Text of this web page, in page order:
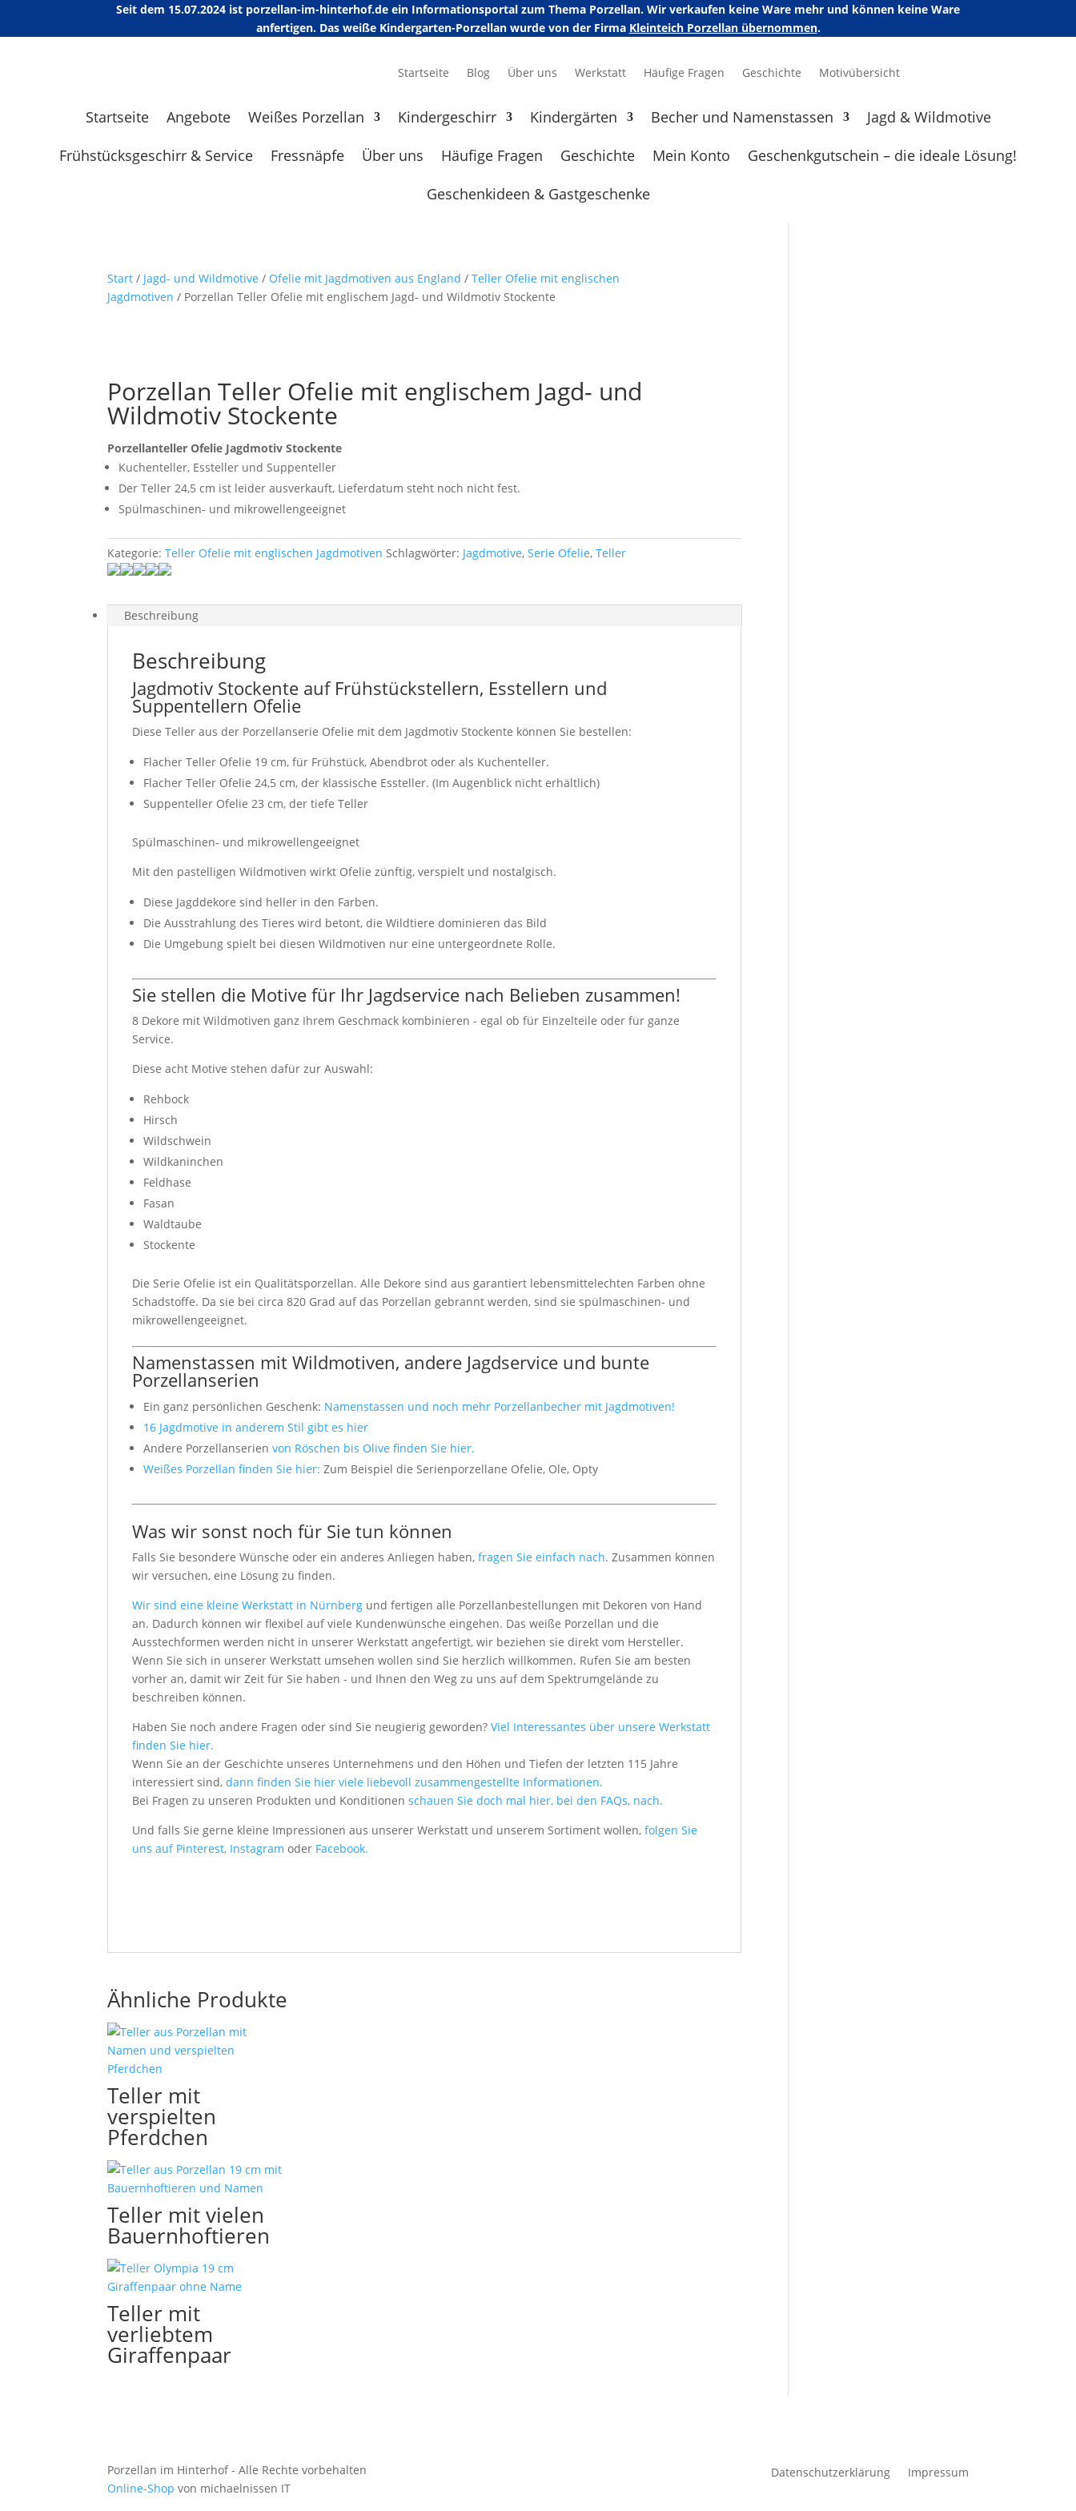
Seit dem 15.07.2024 ist porzellan-im-hinterhof.de ein Informationsportal zum Thema Porzellan. Wir verkaufen keine Ware mehr und können keine Ware
anfertigen. Das weiße Kindergarten-Porzellan wurde von der Firma Kleinteich Porzellan übernommen.
Startseite Blog Über uns Werkstatt Häufige Fragen Geschichte Motivübersicht
Startseite Angebote Weißes Porzellan Kindergeschirr Kindergärten Becher und Namenstassen
Jagd & Wildmotive
Frühstücksgeschirr & Service
Fressnäpfe Über uns Häufige Fragen Geschichte Mein Konto
Geschenkgutschein – die ideale Lösung!
Geschenkideen & Gastgeschenke
Start / Jagd- und Wildmotive / Ofelie mit Jagdmotiven aus England /Teller Ofelie mit englischen
Jagdmotiven / Porzellan Teller Ofelie mit englischem Jagd- und Wildmotiv Stockente
Porzellan Teller Ofelie mit englischem Jagd- und
Wildmotiv Stockente
Porzellanteller Ofelie Jagdmotiv Stockente
Kuchenteller, Essteller und Suppenteller
Der Teller 24,5 cm ist leider ausverkauft, Lieferdatum steht noch nicht fest.
Spülmaschinen- und mikrowellengeeignet
Kategorie:Teller Ofelie mit englischen Jagdmotiven Schlagwörter: Jagdmotive,Serie Ofelie,Teller
Beschreibung
Beschreibung
Jagdmotiv Stockente auf Frühstückstellern, Esstellern und
Suppentellern Ofelie
Diese Teller aus der Porzellanserie Ofelie mit dem Jagdmotiv Stockente können Sie bestellen:
Flacher Teller Ofelie 19 cm, für Frühstück, Abendbrot oder als Kuchenteller.
Flacher Teller Ofelie 24,5 cm, der klassische Essteller. (Im Augenblick nicht erhältlich)
Suppenteller Ofelie 23 cm, der tiefe Teller
Spülmaschinen- und mikrowellengeeignet
Mit den pastelligen Wildmotiven wirkt Ofelie zünftig, verspielt und nostalgisch.
Diese Jagddekore sind heller in den Farben.
Die Ausstrahlung des Tieres wird betont, die Wildtiere dominieren das Bild
Die Umgebung spielt bei diesen Wildmotiven nur eine untergeordnete Rolle.
Sie stellen die Motive für Ihr Jagdservice nach Belieben zusammen!
8 Dekore mit Wildmotiven ganz Ihrem Geschmack kombinieren - egal ob für Einzelteile oder für ganze
Service.
Diese acht Motive stehen dafür zur Auswahl:
Rehbock
Hirsch
Wildschwein
Wildkaninchen
Feldhase
Fasan
Waldtaube
Stockente
Die Serie Ofelie ist ein Qualitätsporzellan. Alle Dekore sind aus garantiert lebensmittelechten Farben ohne
Schadstoffe. Da sie bei circa 820 Grad auf das Porzellan gebrannt werden, sind sie spülmaschinen- und
mikrowellengeeignet.
Namenstassen mit Wildmotiven, andere Jagdservice und bunte
Porzellanserien
Ein ganz persönlichen Geschenk: Namenstassen und noch mehr Porzellanbecher mit Jagdmotiven!
16 Jagdmotive in anderem Stil gibt es hier
Andere Porzellanserienvon Röschen bis Olive finden Sie hier.
Weißes Porzellan finden Sie hier:Zum Beispiel die Serienporzellane Ofelie, Ole, Opty
Was wir sonst noch für Sie tun können
Falls Sie besondere Wünsche oder ein anderes Anliegen haben,fragen Sie einfach nach. Zusammen können
wir versuchen, eine Lösung zu finden.
Wir sind eine kleine Werkstatt in Nürnberg und fertigen alle Porzellanbestellungen mit Dekoren von Hand
an. Dadurch können wir flexibel auf viele Kundenwünsche eingehen. Das weiße Porzellan und die
Ausstechformen werden nicht in unserer Werkstatt angefertigt, wir beziehen sie direkt vom Hersteller.
Wenn Sie sich in unserer Werkstatt umsehen wollen sind Sie herzlich willkommen. Rufen Sie am besten
vorher an, damit wir Zeit für Sie haben - und Ihnen den Weg zu uns auf dem Spektrumgelände zu
beschreiben können.
Haben Sie noch andere Fragen oder sind Sie neugierig geworden? Viel Interessantes über unsere Werkstatt
finden Sie hier.
Wenn Sie an der Geschichte unseres Unternehmens und den Höhen und Tiefen der letzten 115 Jahre
interessiert sind,dann finden Sie hier viele liebevoll zusammengestellte Informationen.
Bei Fragen zu unseren Produkten und Konditionenschauen Sie doch mal hier, bei den FAQs, nach.
Und falls Sie gerne kleine Impressionen aus unserer Werkstatt und unserem Sortiment wollen, folgen Sie
uns auf Pinterest, Instagramoder Facebook.
Ähnliche Produkte
Teller mit
verspielten
Pferdchen
Teller mit vielen
Bauernhoftieren
Teller mit
verliebtem
Giraffenpaar
Porzellan im Hinterhof - Alle Rechte vorbehalten
Online-Shop von michaelnissen IT
Datenschutzerklärung Impressum